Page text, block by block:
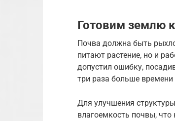
Готовим землю
Почва должна быть
питают растение, но и
допустил ошибку,
три раза больше времени
Для улучшения
влагоемкость почвы,